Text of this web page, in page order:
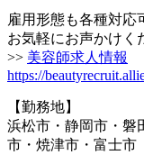
雇用形態も各種対応
お気軽にお声かけく
>> 美容師求人情報
https://
【勤務地】
浜松市・静岡市・磐
市・焼津市・富士市